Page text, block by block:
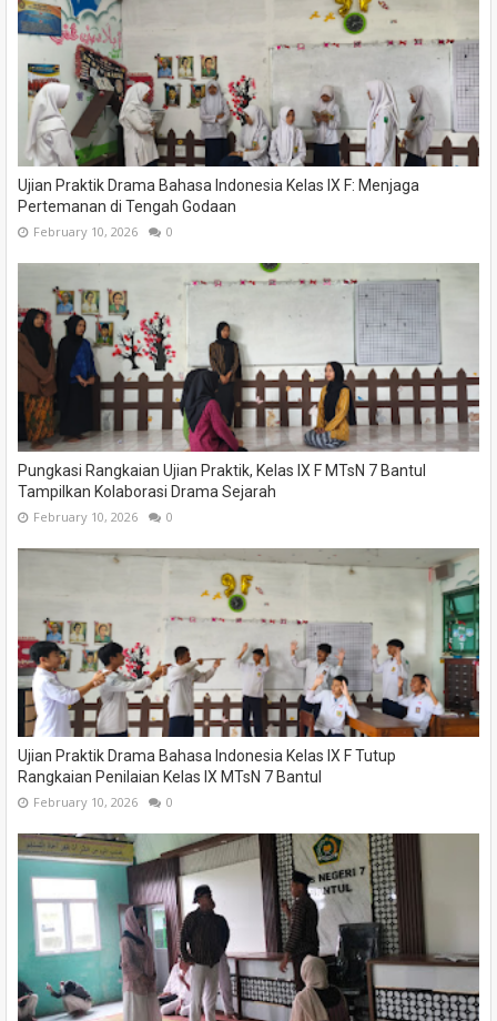
Ujian Praktik Drama Bahasa Indonesia Kelas IX F: Menjaga
Pertemanan di Tengah Godaan
February 10, 2026 0
Pungkasi Rangkaian Ujian Praktik, Kelas IX F MTsN 7 Bantul
Tampilkan Kolaborasi Drama Sejarah
February 10, 2026 0
Ujian Praktik Drama Bahasa Indonesia Kelas IX F Tutup
Rangkaian Penilaian Kelas IX MTsN 7 Bantul
February 10, 2026 0